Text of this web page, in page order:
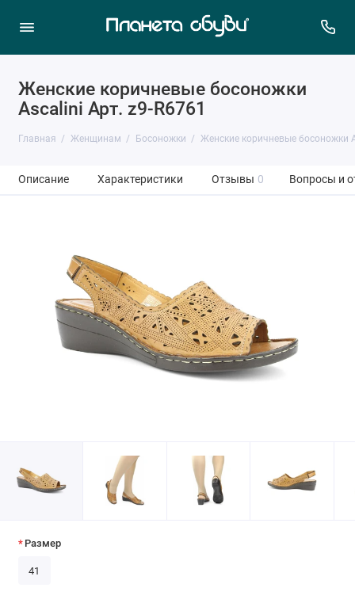
Женские коричневые босоножки
Ascalini Арт. z9-R6761
Главная Женщинам Босоножки Женские коричневые босоножки
Описание Характеристики Отзывы 0 Вопросы и
Размер
41